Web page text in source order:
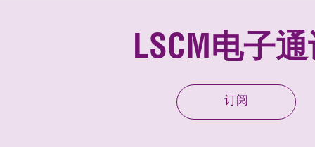
LSCM电子
订阅